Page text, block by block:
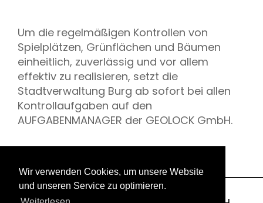
Wir verwenden Cookies, um unsere Website
und unseren Service zu optimieren.
Um die regelmäßigen Kontrollen von
Spielplätzen, Grünflächen und Bäumen
einheitlich, zuverlässig und vor allem
effektiv zu realisieren, setzt die
Stadtverwaltung Burg ab sofort bei allen
Kontrollaufgaben auf den
AUFGABENMANAGER der GEOLOCK GmbH.